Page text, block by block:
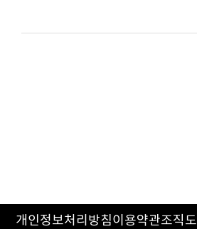
개인정보처리방침이용약관조직도